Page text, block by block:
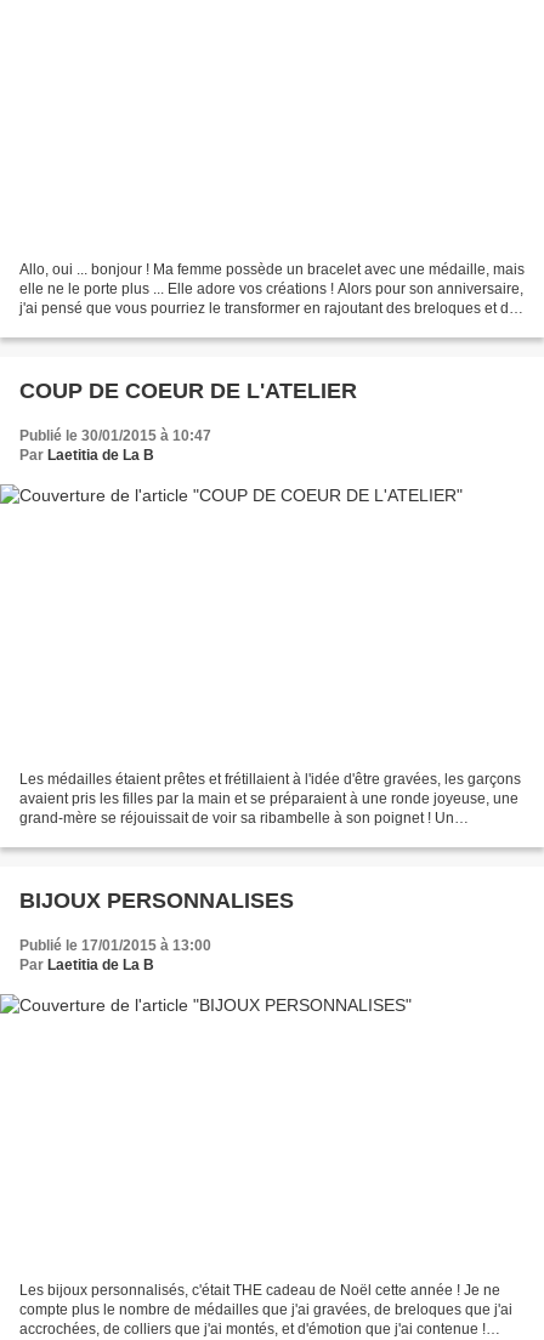
Allo, oui ... bonjour ! Ma femme possède un bracelet avec une médaille, mais
elle ne le porte plus ... Elle adore vos créations ! Alors pour son anniversaire,
j'ai pensé que vous pourriez le transformer en rajoutant des breloques et des
COUP DE COEUR DE L'ATELIER
Publié le 30/01/2015 à 10:47
Par Laetitia de La B
Les médailles étaient prêtes et frétillaient à l'idée d'être gravées, les garçons
avaient pris les filles par la main et se préparaient à une ronde joyeuse, une
grand-mère se réjouissait de voir sa ribambelle à son poignet ! Un
BIJOUX PERSONNALISES
Publié le 17/01/2015 à 13:00
Par Laetitia de La B
Les bijoux personnalisés, c'était THE cadeau de Noël cette année ! Je ne
compte plus le nombre de médailles que j'ai gravées, de breloques que j'ai
accrochées, de colliers que j'ai montés, et d'émotion que j'ai contenue !